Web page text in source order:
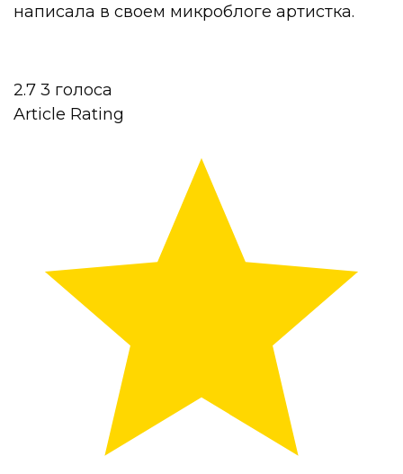
написала в своем микроблоге артистка.
2.7 3 голоса
Article Rating